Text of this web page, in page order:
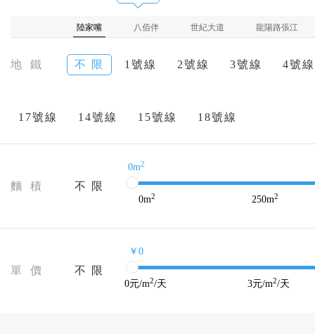
陸家嘴 八佰伴 世紀大道 龍陽路張江
地 鐵 不 限 1號線 2號線 3號線 4號線
17號線 14號線 15號線 18號線
麵 積 不 限
0m2
0m2 250m2
單 價 不 限
￥0
0元/m2/天 3元/m2/天